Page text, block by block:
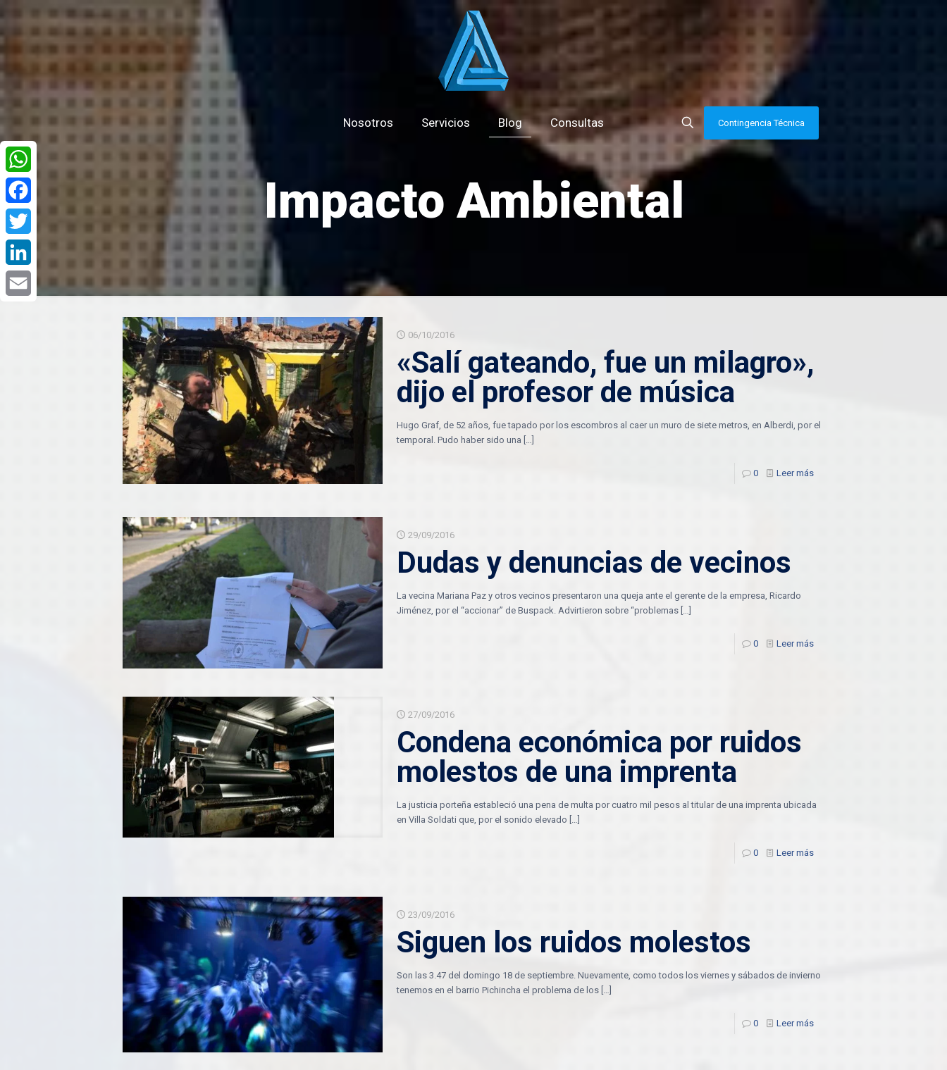
Nosotros Servicios Blog Consultas Contingencia Técnica
Impacto Ambiental
06/10/2016
«Salí gateando, fue un milagro»,
dijo el profesor de música
Hugo Graf, de 52 años, fue tapado por los escombros al caer un muro de siete metros, en Alberdi, por el
temporal. Pudo haber sido una […]
0 Leer más
29/09/2016
Dudas y denuncias de vecinos
La vecina Mariana Paz y otros vecinos presentaron una queja ante el gerente de la empresa, Ricardo
Jiménez, por el “accionar” de Buspack. Advirtieron sobre “problemas[…]
0 Leer más
27/09/2016
Condena económica por ruidos
molestos de una imprenta
La justicia porteña estableció una pena de multa por cuatro mil pesos al titular de una imprenta ubicada
en Villa Soldati que, por el sonido elevado
0 Leer más
23/09/2016
Siguen los ruidos molestos
Son las 3.47 del domingo 18 de septiembre. Nuevamente, como todos los viernes y sábados de invierno
tenemos en el barrio Pichincha el problema de los[…]
0 Leer más
WhatsApp
Facebook
Twitter
LinkedIn